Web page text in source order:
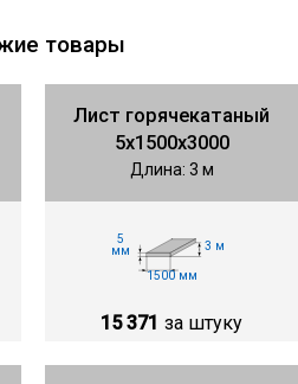
товары
Лист горячекатаный
5х1500х3000
Длина: 3 м
5
мм
3 м
1500 мм
15 371 за штуку